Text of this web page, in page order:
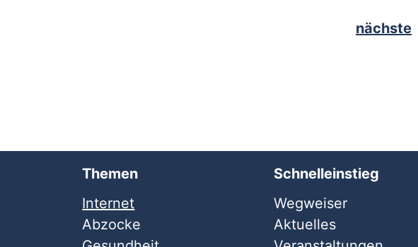
nächste
Themen
Internet
Abzocke
Schnelleinstieg
Wegweiser
Aktuelles